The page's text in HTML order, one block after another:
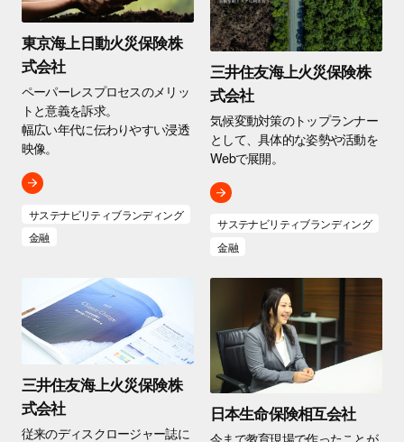
東京海上日動火災保険株
式会社
ペーパーレスプロセスのメリッ
トと意義を訴求。
幅広い年代に伝わりやすい浸透
映像。
サステナビリティブランディング
金融
三井住友海上火災保険株
式会社
気候変動対策のトップランナー
として、具体的な姿勢や活動を
Webで展開。
サステナビリティブランディング
金融
三井住友海上火災保険株
式会社
従来のディスクロージャー誌に
日本生命保険相互会社
今まで教育現場で作ったことが